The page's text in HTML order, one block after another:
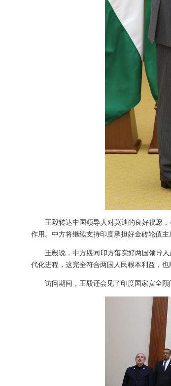
王毅转达中国领导人对莫迪的良好祝愿
作用。中方将继续支持印度承担好金砖轮值
王毅说，中方愿同印方落实好两国领导
代化进程，这完全符合两国人民根本利益，也
访问期间，王毅还会见了印度国家安全顾